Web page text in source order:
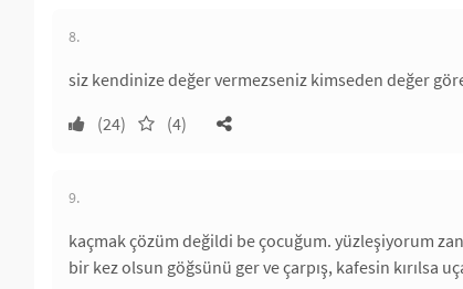
8.
siz kendinize değer vermezseniz kimseden değer
(24)
(4)
9.
kaçmak çözüm değildi be çocuğum. yüzleşiyorum
bir kez olsun göğsünü ger ve çarpış, kafesin kırılsa